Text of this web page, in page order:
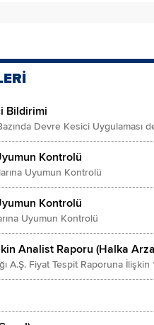
Bildirimi
Devre Kesici Uygulaması
Kontrolü
Uyumun Kontrolü
Kontrolü
Uyumun Kontrolü
Analist Raporu (Halka
A.Ş. Fiyat Tespit Raporuna